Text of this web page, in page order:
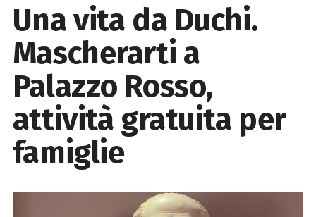
Una vita da Duchi.
Mascherarti a
Palazzo Rosso,
attività gratuita per
famiglie